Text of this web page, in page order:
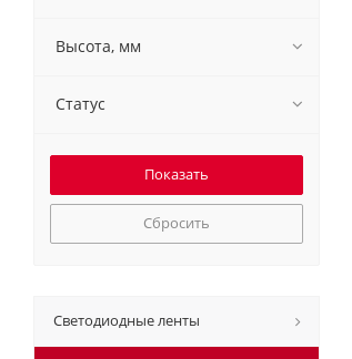
Высота, мм
Статус
Сбросить
Светодиодные ленты